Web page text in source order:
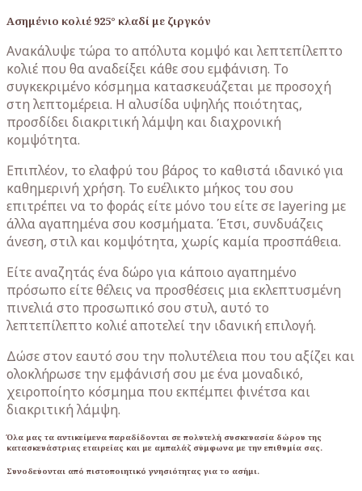
Ασημένιο κολιέ 925° κλαδί με ζιργκόν
Ανακάλυψε τώρα το απόλυτα κομψό και λεπτεπίλεπτο
κολιέ που θα αναδείξει κάθε σου εμφάνιση. Το
συγκεκριμένο κόσμημα κατασκευάζεται με προσοχή
στη λεπτομέρεια. Η αλυσίδα υψηλής ποιότητας,
προσδίδει διακριτική λάμψη και διαχρονική
κομψότητα.
Επιπλέον, το ελαφρύ του βάρος το καθιστά ιδανικό για
καθημερινή χρήση. Το ευέλικτο μήκος του σου
επιτρέπει να το φοράς είτε μόνο του είτε σε layering με
άλλα αγαπημένα σου κοσμήματα. Έτσι, συνδυάζεις
άνεση, στιλ και κομψότητα, χωρίς καμία προσπάθεια.
Είτε αναζητάς ένα δώρο για κάποιο αγαπημένο
πρόσωπο είτε θέλεις να προσθέσεις μια εκλεπτυσμένη
πινελιά στο προσωπικό σου στυλ, αυτό το
λεπτεπίλεπτο κολιέ αποτελεί την ιδανική επιλογή.
Δώσε στον εαυτό σου την πολυτέλεια που του αξίζει και
ολοκλήρωσε την εμφάνισή σου με ένα μοναδικό,
χειροποίητο κόσμημα που εκπέμπει φινέτσα και
διακριτική λάμψη.
Όλα μας τα αντικείμενα παραδίδονται σε πολυτελή συσκευασία δώρου της
κατασκευάστριας εταιρείας και με αμπαλάζ σύμφωνα με την επιθυμία σας.
Συνοδεύονται από πιστοποιητικό γνησιότητας για το ασήμι.